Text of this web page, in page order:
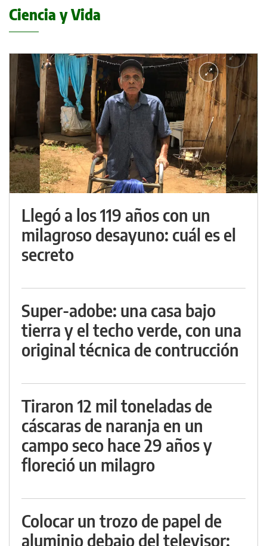
Ciencia y Vida
Llegó a los 119 años con un
milagroso desayuno: cuál es el
secreto
Super-adobe: una casa bajo
tierra y el techo verde, con una
original técnica de contrucción
Tiraron 12 mil toneladas de
cáscaras de naranja en un
campo seco hace 29 años y
floreció un milagro
Colocar un trozo de papel de
aluminio debajo del televisor: